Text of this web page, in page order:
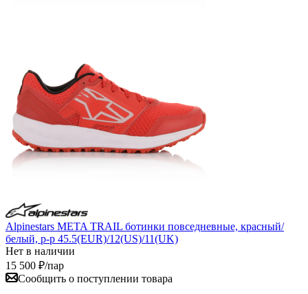
Alpinestars META TRAIL ботинки повседневные, красный/
белый, р-р 45.5(EUR)/12(US)/11(UK)
Нет в наличии
15 500 ₽/пар
Сообщить о поступлении товара